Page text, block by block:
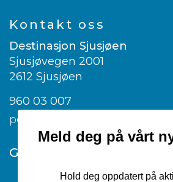
Kontakt oss
Destinasjon Sjusjøen
Sjusjøvegen 2001
2612 Sjusjøen
960 03 007
post@visitsjusjoen.no
Google translate
Meld deg på vårt
Hold deg oppdatert på